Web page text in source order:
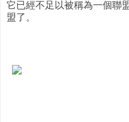
它已經不足以被稱為一個聯
盟了。